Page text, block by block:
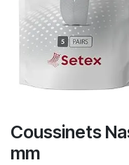
Coussinets
mm